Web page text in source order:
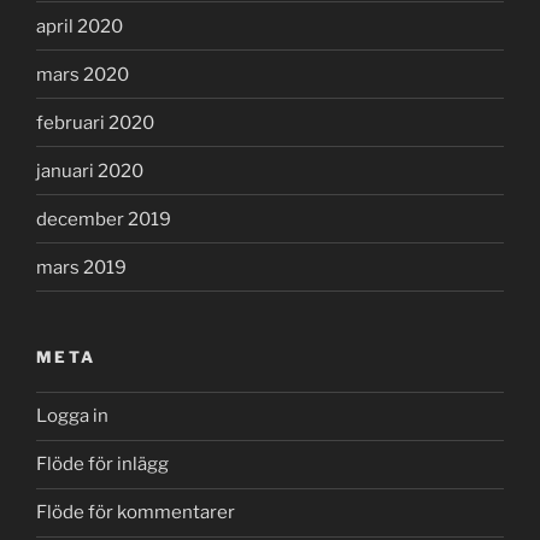
april 2020
mars 2020
februari 2020
januari 2020
december 2019
mars 2019
META
Logga in
Flöde för inlägg
Flöde för kommentarer